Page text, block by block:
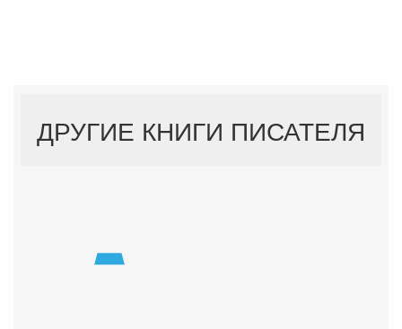
ДРУГИЕ КНИГИ ПИСАТЕЛЯ